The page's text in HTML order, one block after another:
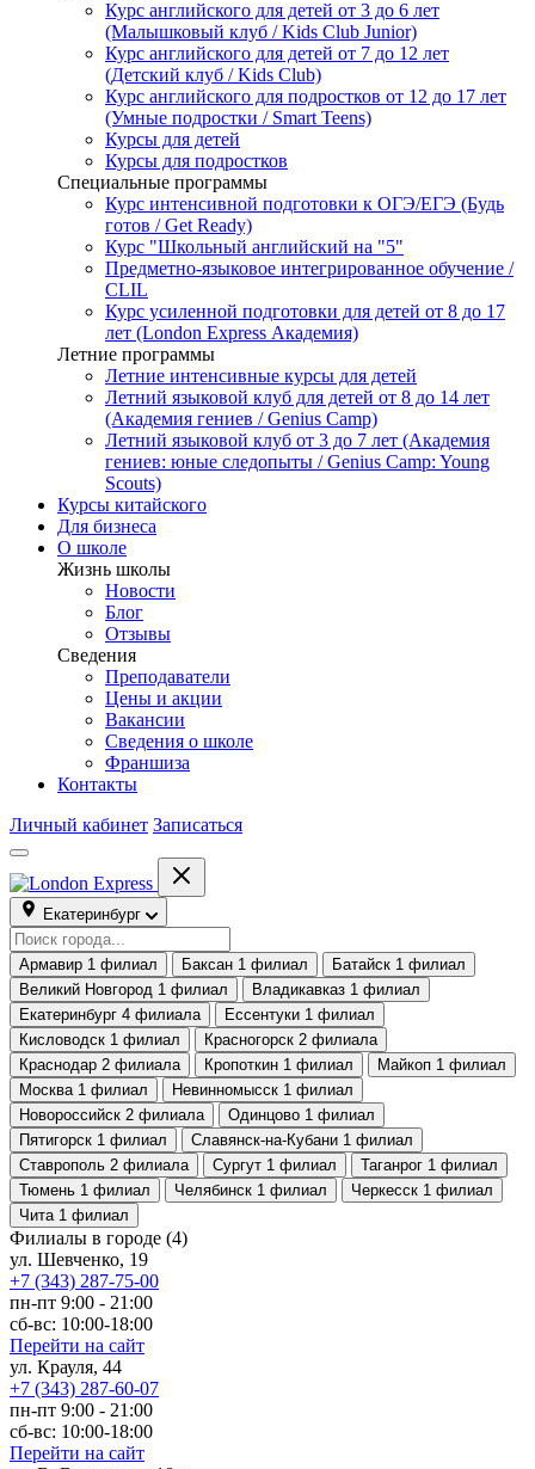
Курс английского для детей от 3 до 6 лет
(Малышковый клуб / Kids Club Junior)
Курс английского для детей от 7 до 12 лет
(Детский клуб / Kids Club)
Курс английского для подростков от 12 до 17 лет
(Умные подростки / Smart Teens)
Курсы для детей
Курсы для подростков
Специальные программы
Курс интенсивной подготовки к ОГЭ/ЕГЭ (Будь
готов / Get Ready)
Курс "Школьный английский на "5"
Предметно-языковое интегрированное обучение /
CLIL
Курс усиленной подготовки для детей от 8 до 17
лет (London Express Академия)
Летние программы
Летние интенсивные курсы для детей
Летний языковой клуб для детей от 8 до 14 лет
(Академия гениев / Genius Camp)
Летний языковой клуб от 3 до 7 лет (Академия
гениев: юные следопыты / Genius Camp: Young
Scouts)
Курсы китайского
Для бизнеса
О школе
Жизнь школы
Новости
Блог
Отзывы
Сведения
Преподаватели
Цены и акции
Вакансии
Сведения о школе
Франшиза
Контакты
Личный кабинет Записаться
Екатеринбург
Армавир 1 филиал Баксан 1 филиал Батайск 1 филиал
Великий Новгород 1 филиал Владикавказ 1 филиал
Екатеринбург 4 филиала Ессентуки 1 филиал
Кисловодск 1 филиал Красногорск 2 филиала
Краснодар 2 филиала Кропоткин 1 филиал Майкоп 1 филиал
Москва 1 филиал Невинномысск 1 филиал
Новороссийск 2 филиала Одинцово 1 филиал
Пятигорск 1 филиал Славянск-на-Кубани 1 филиал
Ставрополь 2 филиала Сургут 1 филиал Таганрог 1 филиал
Тюмень 1 филиал Челябинск 1 филиал Черкесск 1 филиал
Чита 1 филиал
Филиалы в городе (4)
ул. Шевченко, 19
+7 (343) 287-75-00
пн-пт 9:00 - 21:00
сб-вс: 10:00-18:00
Перейти на сайт
ул. Крауля, 44
+7 (343) 287-60-07
пн-пт 9:00 - 21:00
сб-вс: 10:00-18:00
Перейти на сайт